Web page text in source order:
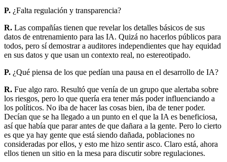
P. ¿Falta regulación y transparencia?
R. Las compañías tienen que revelar los detalles básicos de sus
datos de entrenamiento para las IA. Quizá no hacerlos públicos para
todos, pero sí demostrar a auditores independientes que hay equidad
en sus datos y que usan un contexto real, no estereotipado.
P. ¿Qué piensa de los que pedían una pausa en el desarrollo de IA?
R. Fue algo raro. Resultó que venía de un grupo que alertaba sobre
los riesgos, pero lo que quería era tener más poder influenciando a
los políticos. No iba de hacer las cosas bien, iba de tener poder.
Decían que se ha llegado a un punto en el que la IA es beneficiosa,
así que había que parar antes de que dañara a la gente. Pero lo cierto
es que ya hay gente que está siendo dañada, poblaciones no
consideradas por ellos, y esto me hizo sentir asco. Claro está, ahora
ellos tienen un sitio en la mesa para discutir sobre regulaciones.